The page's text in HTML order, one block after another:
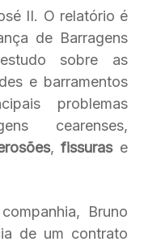
II. O relatório é
de Barragens
sobre as
e barramentos
problemas
cearenses,
,fissurase
Bruno
de um contrato